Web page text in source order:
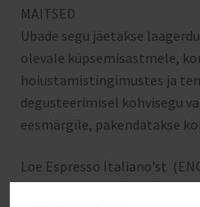
MAITSED
Ubade segu jäetakse
olevale küpsemisastmele,
hoiustamistingimustes ja
degusteerimisel kohvisegu
eesmärgile, pakendatakse
Loe Espresso Italiano’st